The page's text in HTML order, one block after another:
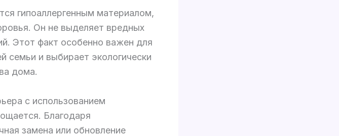
гипоаллергенным материалом,
Он не выделяет вредных
Этот факт особенно важен для
семьи и выбирает экологически
дома.
с использованием
Благодаря
замена или обновление